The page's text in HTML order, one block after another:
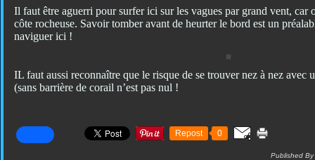
Il faut être aguerri pour surfer ici sur les vagues par grand vent, car
côte rocheuse. Savoir tomber avant de heurter le bord est un
naviguer ici !
IL faut aussi reconnaître que le risque de se trouver nez à nez avec
(sans barrière de corail n’est pas nul !
Repost 0
Published